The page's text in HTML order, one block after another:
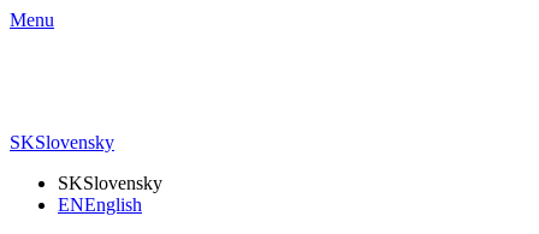
Menu
SKSlovensky
SKSlovensky
ENEnglish